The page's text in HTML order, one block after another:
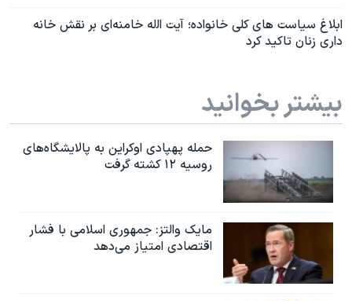
ابلاغ سیاست های کلی خانواده؛ آیت اﻟله خامنه‌ای بر نقش خانه
داری زنان تاکید کرد
بیشتر بخوانید
حمله پهپادی اوکراین به پالایشگاه‌های
روسیه ۱۲ کشته گرفت
مایک والتز: جمهوری اسلامی با فشار
اقتصادی امتیاز می‌دهد